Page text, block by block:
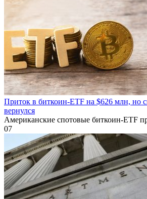
Приток в биткоин-ETF на $626 млн, но
вернулся
Американские спотовые биткоин-ETF
07